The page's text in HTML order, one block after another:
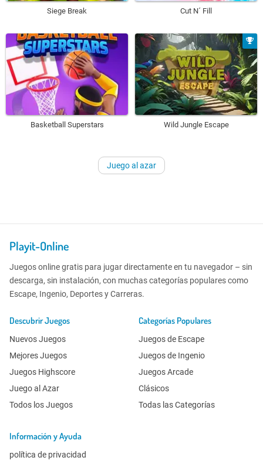
Siege Break Cut N´ Fill
Basketball Superstars Wild Jungle Escape
Juego al azar
Playit-Online
Juegos online gratis para jugar directamente en tu navegador – sin
descarga, sin instalación, con muchas categorías populares como
Escape, Ingenio, Deportes y Carreras.
Descubrir Juegos
Nuevos Juegos
Mejores Juegos
Juegos Highscore
Juego al Azar
Todos los Juegos
Categorías Populares
Juegos de Escape
Juegos de Ingenio
Juegos Arcade
Clásicos
Todas las Categorías
Información y Ayuda
política de privacidad